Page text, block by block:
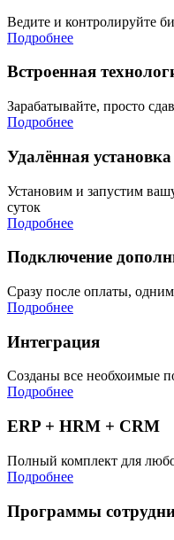
Ведите и контролируйте
Подробнее
Встроенная
Зарабатывайте, просто
Подробнее
Удалённая установка
Установим и запустим
суток
Подробнее
Подключение
Сразу после оплаты,
Подробнее
Интеграция
Созданы все необхоимые
Подробнее
ERP + HRM + CRM
Полный комплект для
Подробнее
Программы